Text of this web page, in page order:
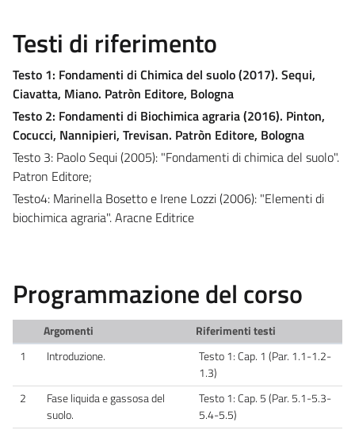
Testi di riferimento
Testo 1: Fondamenti di Chimica del suolo (2017). Sequi,
Ciavatta, Miano. Patròn Editore, Bologna
Testo 2: Fondamenti di Biochimica agraria (2016). Pinton,
Cocucci, Nannipieri, Trevisan. Patròn Editore, Bologna
Testo 3: Paolo Sequi (2005): "Fondamenti di chimica del suolo".
Patron Editore;
Testo4: Marinella Bosetto e Irene Lozzi (2006): "Elementi di
biochimica agraria". Aracne Editrice
Programmazione del corso
Argomenti
Riferimenti testi
1
Introduzione.
Testo 1: Cap. 1 (Par. 1.1-1.2-
1.3)
2
Fase liquida e gassosa del
suolo.
Testo 1: Cap. 5 (Par. 5.1-5.3-
5.4-5.5)